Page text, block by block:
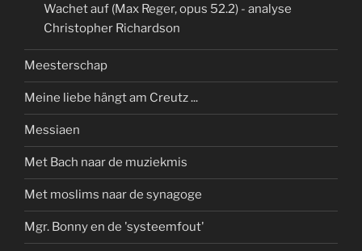
Wachet auf (Max Reger, opus 52.2) - analyse
Christopher Richardson
Meesterschap
Meine liebe hängt am Creutz ...
Messiaen
Met Bach naar de muziekmis
Met moslims naar de synagoge
Mgr. Bonny en de 'systeemfout'